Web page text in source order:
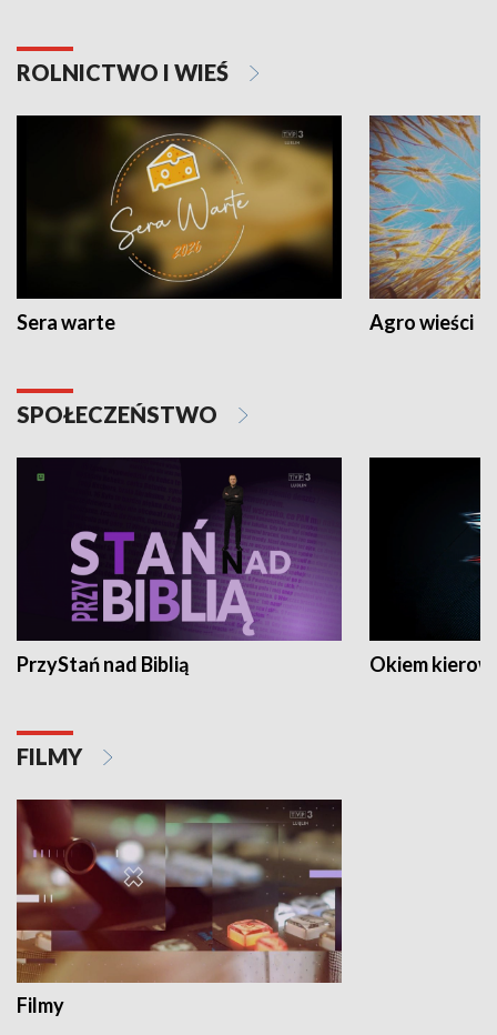
ROLNICTWO I WIEŚ
Sera warte Agro wieści
SPOŁECZEŃSTWO
PrzyStań nad Biblią Okiem
FILMY
Filmy